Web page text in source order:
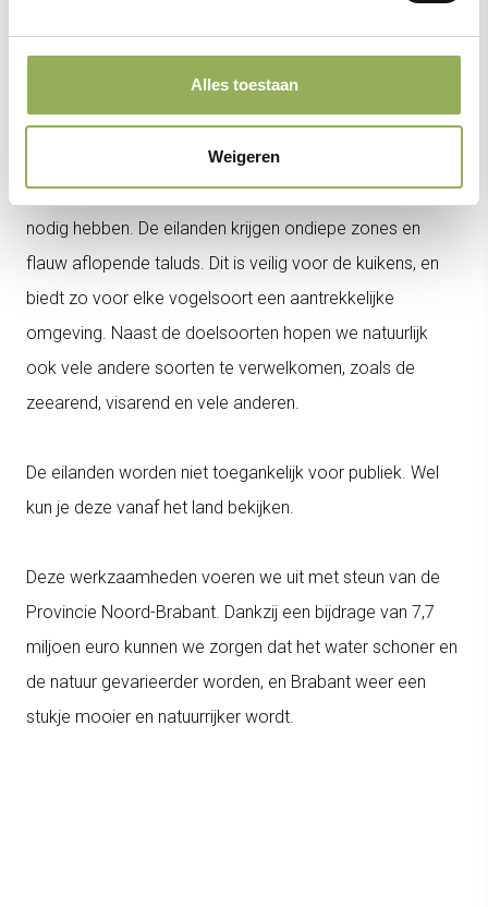
Alles toestaan
Weigeren
leefgebied van Natura 2000-soorten als kluut,
strandplevier, bontbekplevier en lepelaar. De eilanden
staan in de winter onder water. In de zomer komen ze
boven water, en herbergen ze verschillende slikken en
geultjes, en geen begroeiing. Precies wat de doelsoorten
nodig hebben. De eilanden krijgen ondiepe zones en
flauw aflopende taluds. Dit is veilig voor de kuikens, en
biedt zo voor elke vogelsoort een aantrekkelijke
omgeving. Naast de doelsoorten hopen we natuurlijk
ook vele andere soorten te verwelkomen, zoals de
zeearend, visarend en vele anderen.
De eilanden worden niet toegankelijk voor publiek. Wel
kun je deze vanaf het land bekijken.
Deze werkzaamheden voeren we uit met steun van de
Provincie Noord-Brabant. Dankzij een bijdrage van 7,7
miljoen euro kunnen we zorgen dat het water schoner en
de natuur gevarieerder worden, en Brabant weer een
stukje mooier en natuurrijker wordt.